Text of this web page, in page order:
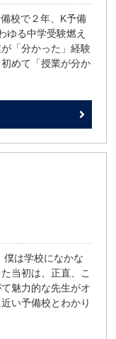
校で２年、K予備
ゆる中学受験燃え
「分かった」経験
めて「授業が分か
僕は学校になかな
当初は、正直、こ
魅力的な先生がオ
い予備校とわかり